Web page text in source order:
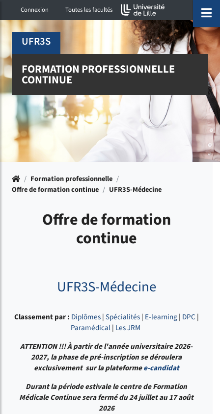
Accéder au menu principal
Accéder à la recherche
Accéder au pied de page
Connexion Toutes les facultés
menu
UFR3S
FORMATION PROFESSIONNELLE
CONTINUE
Accueil
/ Formation professionnelle /
Offre de formation continue / UFR3S-Médecine
Offre de formation
continue
UFR3S-Médecine
Classement par : Diplômes|Spécialités| E-learning| DPC |
Paramédical| Les JRM
ATTENTION !!!À partir de l'année universitaire 2026-
2027, la phase de pré-inscription se déroulera
exclusivement sur la plateformee-candidat
Durant la période estivale le centre de Formation
Médicale Continue sera fermé du 24 juillet au 17 août
2026